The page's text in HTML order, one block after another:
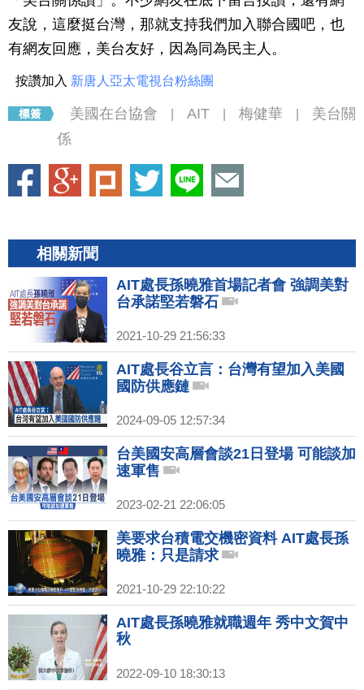
友說，這麼挺台灣，那就支持我們加入聯合國吧，也
有網友回應，美台友好，因為同為民主人。
按讚加入 新唐人亞太電視台粉絲團
美國在台協會 AIT 梅健華
美台關
係
相關新聞
AIT處長孫曉雅首場記者會 強調美對
台承諾堅若磐石
2021-10-29 21:56:33
AIT處長谷立言：台灣有望加入美國
國防供應鏈
2024-09-05 12:57:34
台美國安高層會談21日登場 可能談加
速軍售
2023-02-21 22:06:05
美要求台積電交機密資料 AIT處長孫
曉雅：只是請求
2021-10-29 22:10:22
AIT處長孫曉雅就職週年 秀中文賀中
秋
2022-09-10 18:30:13